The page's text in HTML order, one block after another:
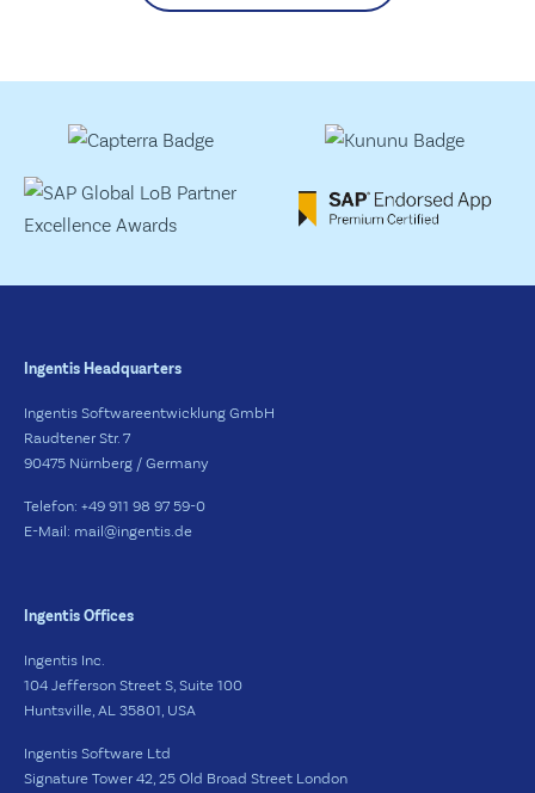
Ingentis Headquarters
Ingentis Softwareentwicklung GmbH
Raudtener Str. 7
90475 Nürnberg / Germany
Telefon: +49 911 98 97 59-0
E-Mail: mail@ingentis.de
Ingentis Offices
Ingentis Inc.
104 Jefferson Street S, Suite 100
Huntsville, AL 35801, USA
Ingentis Software Ltd
Signature Tower 42, 25 Old Broad Street London